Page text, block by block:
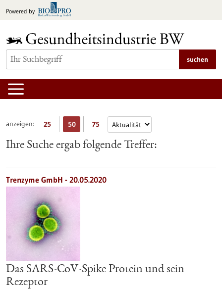
Inhalt
Powered by
suchen
anzeigen: 25 50 75
Ihre Suche ergab folgende Treffer:
Trenzyme GmbH - 20.05.2020
Das SARS-CoV-Spike Protein und sein
Rezeptor